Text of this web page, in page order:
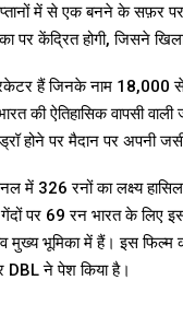
में से एक बनने के सफ़र
केंद्रित होगी, जिसने
हैं जिनके नाम 18,000
ऐतिहासिक वापसी वाली
होने पर मैदान पर अपनी
326 रनों का लक्ष्य
पर 69 रन भारत के लिए
मुख्य भूमिका में हैं। इस
ने पेश किया है।